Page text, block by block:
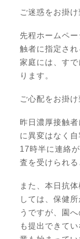
ご迷惑をお掛け
先程ホームペ
触者に指定さ
家庭には、す
ります。
ご心配をお掛
昨日濃厚接触
に異変はなく
17時半に連絡
査を受けられる
また、本日抗
しては、保健
うですが、園
も提出できて